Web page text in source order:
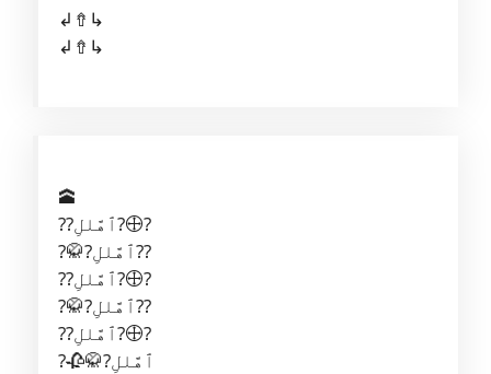
↲⇮↳
↲⇮↳
🕋
??ٱهَّللِ?🕀?
?🥋?ٱهَّللِ??
??ٱهَّللِ?🕀?
?🥋?ٱهَّللِ??
??ٱهَّللِ?🕀?
?🥀🥋?ٱهَّللِ